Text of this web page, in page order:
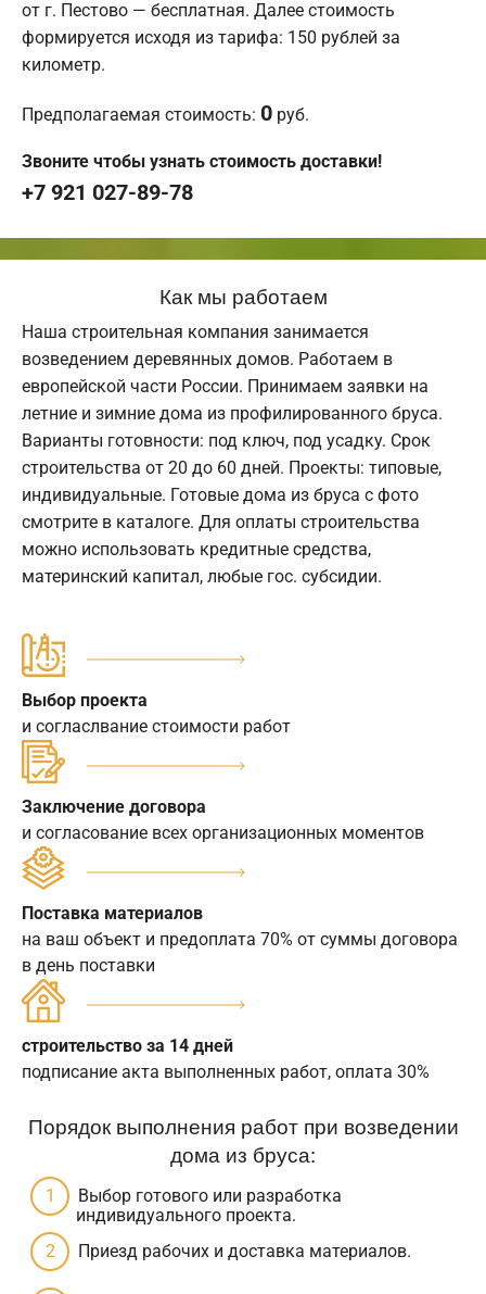
от г. Пестово — бесплатная. Далее стоимость
формируется исходя из тарифа: 150 рублей за
километр.
Предполагаемая стоимость: 0 руб.
Звоните чтобы узнать стоимость доставки!
+7 921 027-89-78
Как мы работаем
Наша строительная компания занимается
возведением деревянных домов. Работаем в
европейской части России. Принимаем заявки на
летние и зимние дома из профилированного бруса.
Варианты готовности: под ключ, под усадку. Срок
строительства от 20 до 60 дней. Проекты: типовые,
индивидуальные. Готовые дома из бруса с фото
смотрите в каталоге. Для оплаты строительства
можно использовать кредитные средства,
материнский капитал, любые гос. субсидии.
Выбор проекта
и согласлвание стоимости работ
Заключение договора
и согласование всех организационных моментов
Поставка материалов
на ваш объект и предоплата 70% от суммы договора
в день поставки
строительство за 14 дней
подписание акта выполненных работ, оплата 30%
Порядок выполнения работ при возведении
дома из бруса:
Выбор готового или разработка
индивидуального проекта.
Приезд рабочих и доставка материалов.